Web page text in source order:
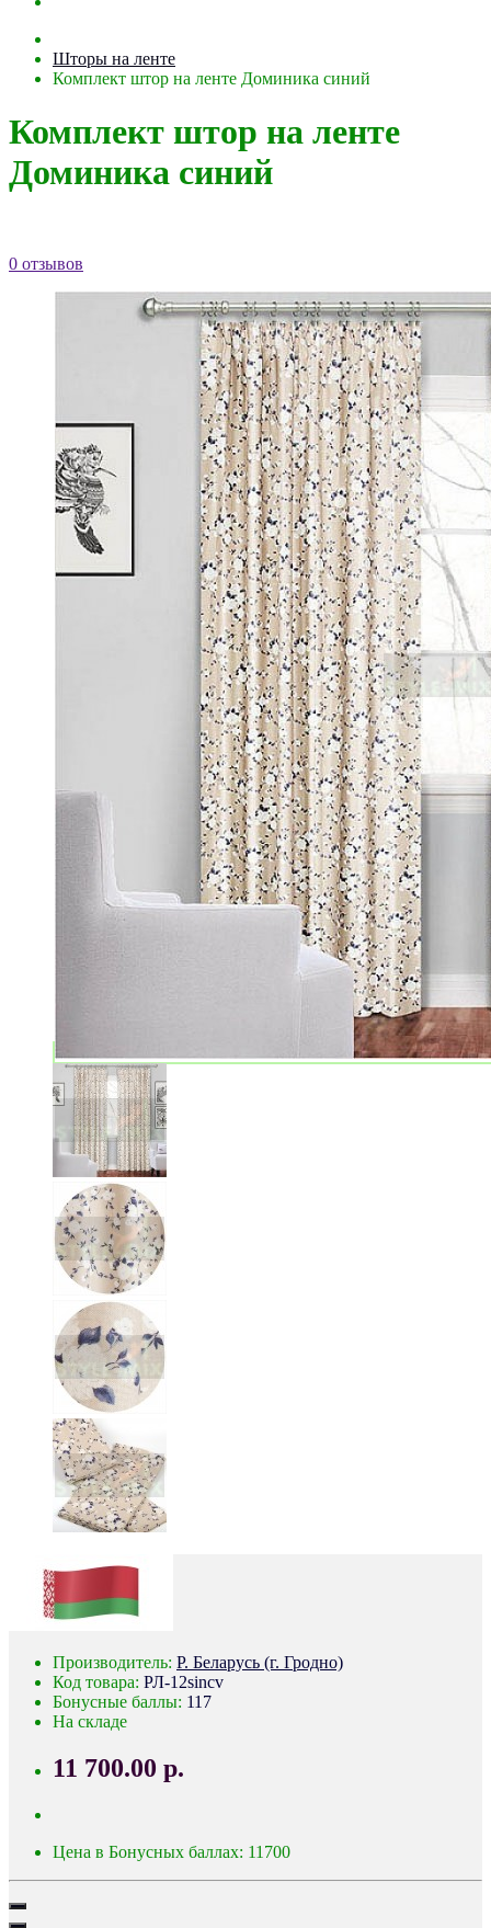
Шторы на ленте
Комплект штор на ленте Доминика синий
Комплект штор на ленте
Доминика синий
0 отзывов
Производитель: Р. Беларусь (г. Гродно)
Код товара: РЛ-12sincv
Бонусные баллы: 117
На складе
11 700.00 р.
Цена в Бонусных баллах: 11700